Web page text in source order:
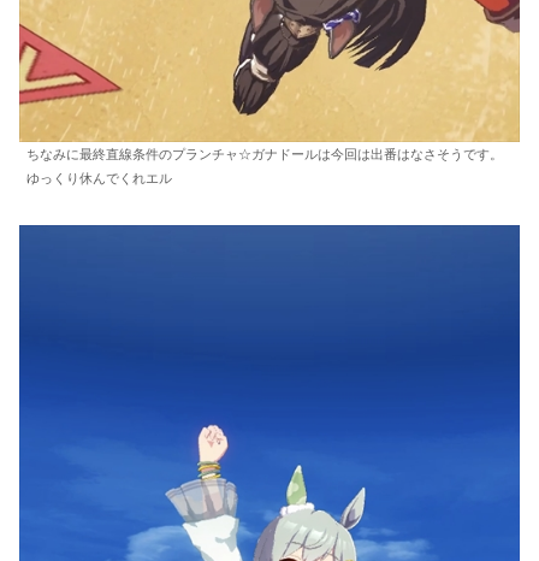
ちなみに最終直線条件のプランチャ☆ガナドールは今回は出番はなさそうです。
ゆっくり休んでくれエル